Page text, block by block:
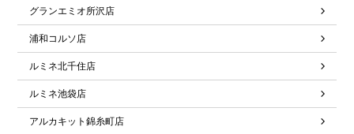
グランエミオ所沢店
浦和コルソ店
ルミネ北千住店
ルミネ池袋店
アルカキット錦糸町店